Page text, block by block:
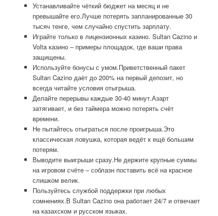
Устанавливайте чёткий бюджет на месяц и не
превышайте его.Лучше потерять запланированные 30
тысяч тенге, чем случайно спустить зарплату.
Играйте только в лицензионных казино. Sultan Cazino и
Volta казино – примеры площадок, где ваши права
защищены.
Используйте бонусы с умом.Приветственный пакет
Sultan Cazino даёт до 200% на первый депозит, но
всегда читайте условия отыгрыша.
Делайте перерывы каждые 30-40 минут.Азарт
затягивает, и без таймера можно потерять счёт
времени.
Не пытайтесь отыграться после проигрыша.Это
классическая ловушка, которая ведёт к ещё большим
потерям.
Выводите выигрыши сразу.Не держите крупные суммы
на игровом счёте – соблазн поставить всё на красное
слишком велик.
Пользуйтесь службой поддержки при любых
сомнениях.В Sultan Cazino она работает 24/7 и отвечает
на казахском и русском языках.